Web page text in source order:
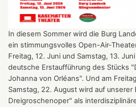
In diesem Sommer wird die Burg
ein stimmungsvolles Open-Air-
Freitag, 12. Juni und Samstag, 13.
deutsche Erstaufführung des Stücks
Johanna von Orléans". Und am
Samstag, 22. August wird auf unserer
Dreigroschenoper" als